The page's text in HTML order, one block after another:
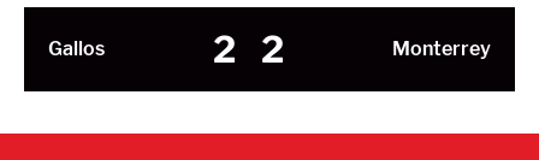
Gallos 2 2 Monterrey